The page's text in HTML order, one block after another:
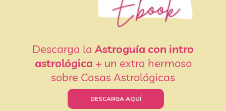
Descarga la Astroguía con intro
astrológica + un extra hermoso
sobre Casas Astrológicas
DESCARGA AQUÍ